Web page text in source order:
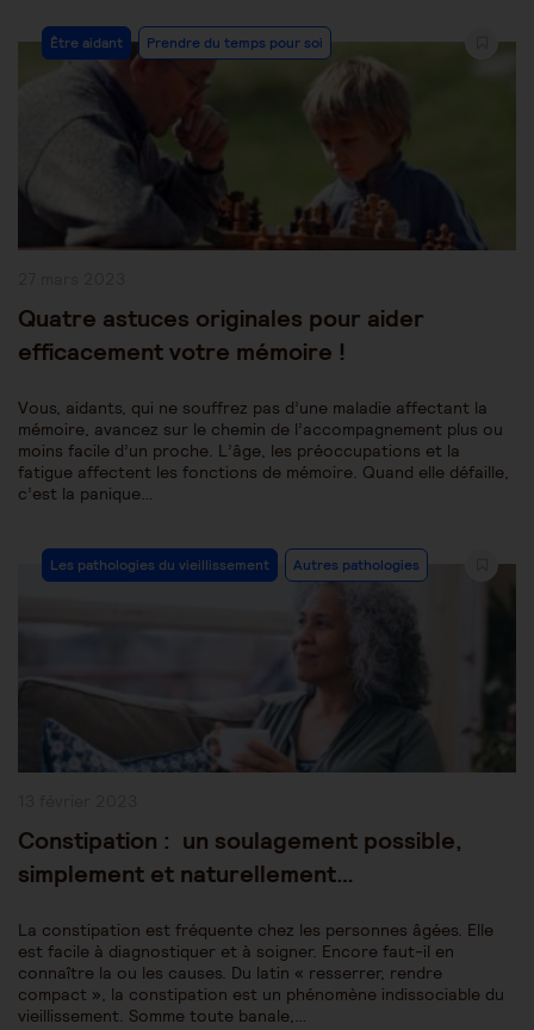
Post
Category:
Être aidant Prendre du temps pour soi
Quatre astuces originales pour aider
efficacement votre mémoire !
Vous, aidants, qui ne souffrez pas d’une maladie affectant la
mémoire, avancez sur le chemin de l’accompagnement plus ou
moins facile d’un proche. L’âge, les préoccupations et la
fatigue affectent les fonctions de mémoire. Quand elle défaille,
c’est la panique…
Post
Category:
Les pathologies du vieillissement Autres pathologies
Constipation : un soulagement possible,
simplement et naturellement…
La constipation est fréquente chez les personnes âgées. Elle
est facile à diagnostiquer et à soigner. Encore faut-il en
connaître la ou les causes. Du latin « resserrer, rendre
compact », la constipation est un phénomène indissociable du
vieillissement. Somme toute banale,…